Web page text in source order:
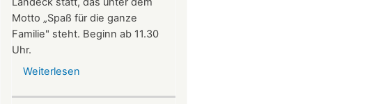
Motto „Spaß für die ganze
Familie" steht. Beginn ab 11.30
Uhr.
Weiterlesen